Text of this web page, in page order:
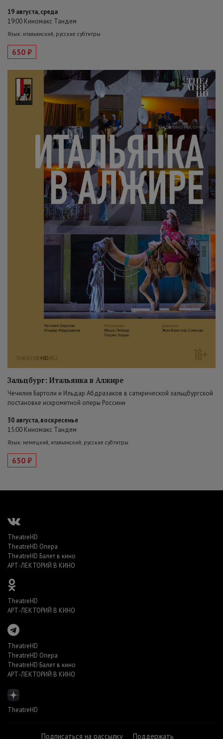
19 августа, среда
19:00 Киномакс Тандем
Язык: итальянский, русские субтитры
650 ₽
Зальцбург: Итальянка в Алжире
Чечилия Бартоли и Ильдар Абдразаков в сатирической зальцбургской
постановке искрометной оперы Россини
30 августа, воскресенье
15:00 Киномакс Тандем
Язык: немецкий, итальянский, русские субтитры
650 ₽
TheatreHD
TheatreHD Опера
TheatreHD Балет в кино
АРТ-ЛЕКТОРИЙ В КИНО
TheatreHD
АРТ-ЛЕКТОРИЙ В КИНО
TheatreHD
TheatreHD Опера
TheatreHD Балет в кино
АРТ-ЛЕКТОРИЙ В КИНО
TheatreHD
Подписаться на рассылку Поддержать